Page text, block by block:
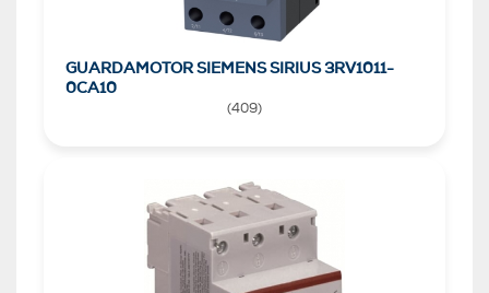
GUARDAMOTOR SIEMENS SIRIUS 3RV1011-
0CA10
(409)